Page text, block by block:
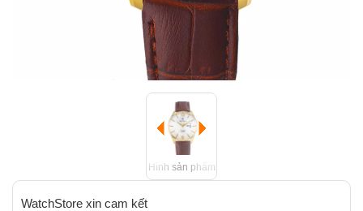
Hình sản phẩm
WatchStore xin cam kết